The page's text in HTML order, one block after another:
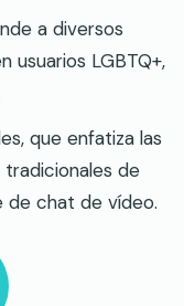
a diversos
usuarios LGBTQ+,
que enfatiza las
de
de chat de vídeo.